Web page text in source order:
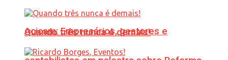
Acicam: Empresários, gestores e
Quando três nunca é demais!